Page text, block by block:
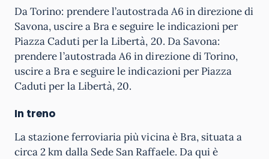
Da Torino: prendere l’autostrada A6 in direzione di
Savona, uscire a Bra e seguire le indicazioni per
Piazza Caduti per la Libertà, 20. Da Savona:
prendere l’autostrada A6 in direzione di Torino,
uscire a Bra e seguire le indicazioni per Piazza
Caduti per la Libertà, 20.
In treno
La stazione ferroviaria più vicina è Bra, situata a
circa 2 km dalla Sede San Raffaele. Da qui è